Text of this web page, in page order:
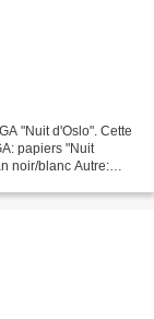
"Nuit d'Oslo". Cette
papiers "Nuit
noir/blanc Autre: